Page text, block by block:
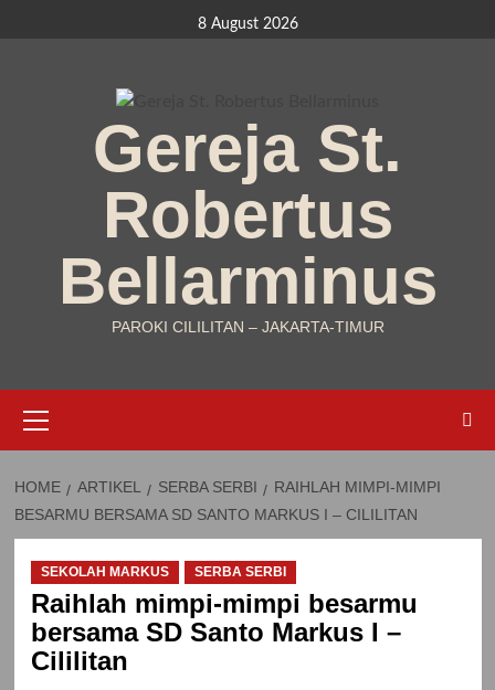
to
8 August 2026
Gereja St.
Robertus
Bellarminus
PAROKI CILILITAN – JAKARTA-TIMUR
Menu
HOME ARTIKEL SERBA SERBI
RAIHLAH MIMPI-MIMPI
BESARMU BERSAMA SD SANTO MARKUS I – CILILITAN
SEKOLAH MARKUS SERBA SERBI
Raihlah mimpi-mimpi besarmu
bersama SD Santo Markus I –
Cililitan